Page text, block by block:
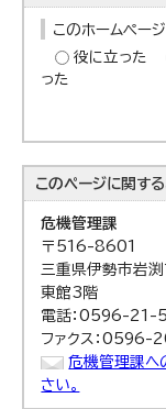
このホームペー
役に立った
った
このページに関する
危機管理課
〒516-8601
三重県伊勢市岩
東館3階
電話：0596-21-
ファクス：0596-
危機管理課へ
さい。